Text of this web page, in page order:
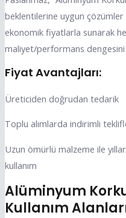
beklentilerine uygun
ekonomik fiyatlarla sunarak
maliyet/performans dengesini
Fiyat Avantajları:
Üreticiden doğrudan tedarik
Toplu alımlarda indirimli
Uzun ömürlü malzeme ile
kullanım
Alüminyum
Kullanım